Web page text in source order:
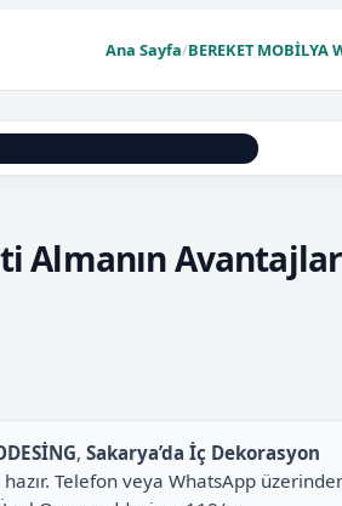
Ana Sayfa/BEREKET MOBİLYA
Almanın
, Sakarya’da İç Dekorasyon
Telefon veya WhatsApp